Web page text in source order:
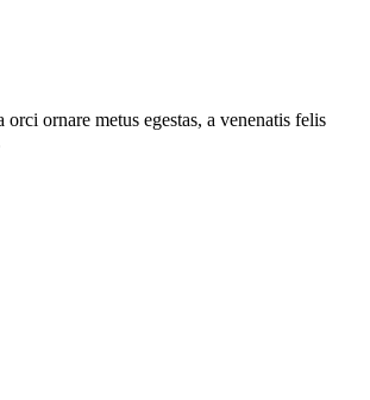
ornare metus egestas, a venenatis felis